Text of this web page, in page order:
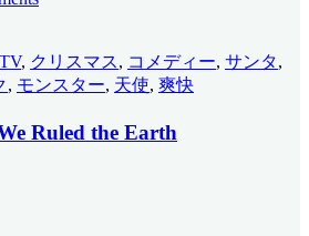
, クリスマス, コメディー, サンタ,
, モンスター, 天使, 爽快
Ruled the Earth